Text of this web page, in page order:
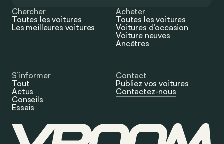
Chercher
Toutes les voitures
Les meilleures voitures
Acheter
Toutes les voitures
Voitures d’occasion
Voiture neuves
Ancêtres
S’informer
Tout
Actus
Conseils
Essais
Contact
Publiez vos voitures
Contactez-nous